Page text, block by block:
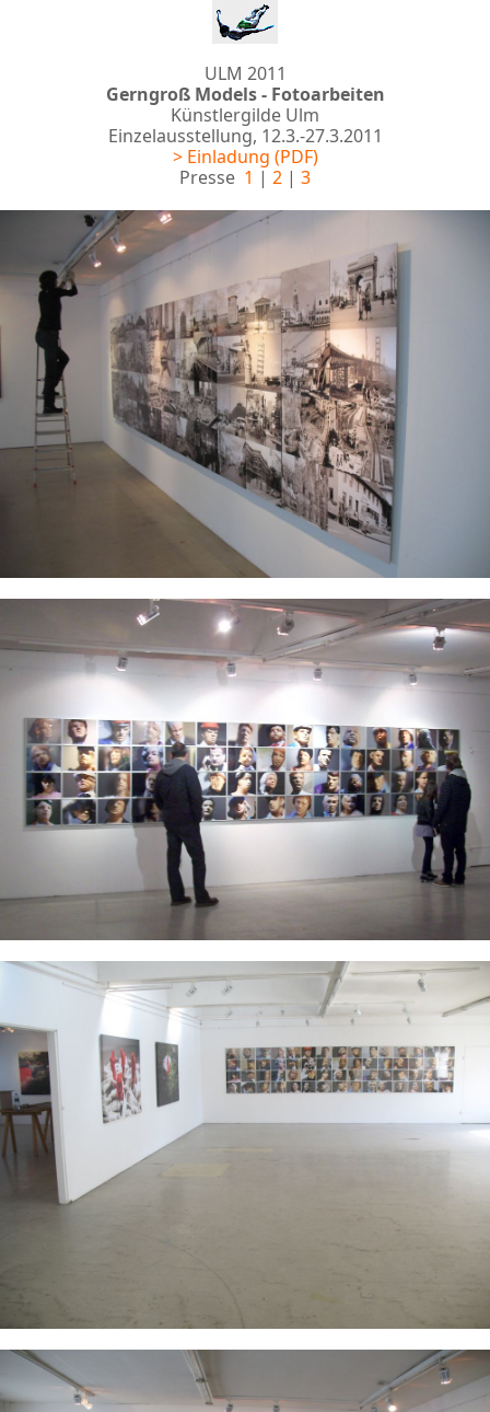
ULM 2011
Gerngroß Models - Fotoarbeiten
Künstlergilde Ulm
Einzelausstellung, 12.3.-27.3.2011
> Einladung (PDF)
Presse 1 | 2 | 3